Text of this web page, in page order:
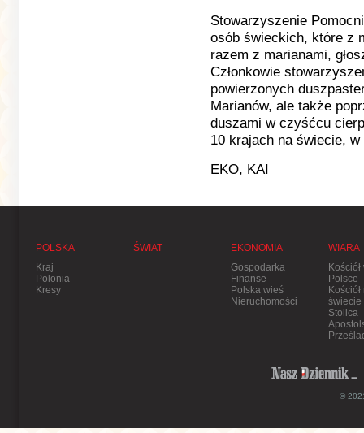
Stowarzyszenie
osób świeckich, które z
razem z marianami,
Członkowie
powierzonych
Marianów, ale także
duszami w czyśćcu
10 krajach na świecie,
EKO, KAI
POLSKA
Kraj
Polonia
Kresy
ŚWIAT
EKONOMIA
Gospodarka
Finanse
Polska wieś
Nieruchomości
WIARA
Kościół
Polsce
Kościół
świecie
Stolica
©